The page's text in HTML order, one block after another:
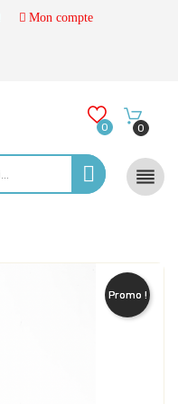
Mon compte
0 0

Promo !